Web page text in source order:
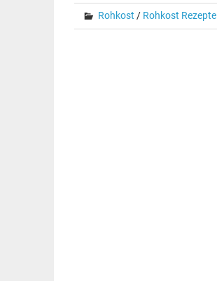
Rohkost / Rohkost Rezepte